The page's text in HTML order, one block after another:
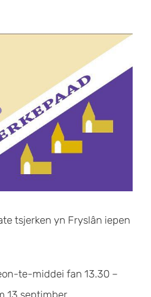
tsjerken yn Fryslân iepen
te-middei fan 13.30 –